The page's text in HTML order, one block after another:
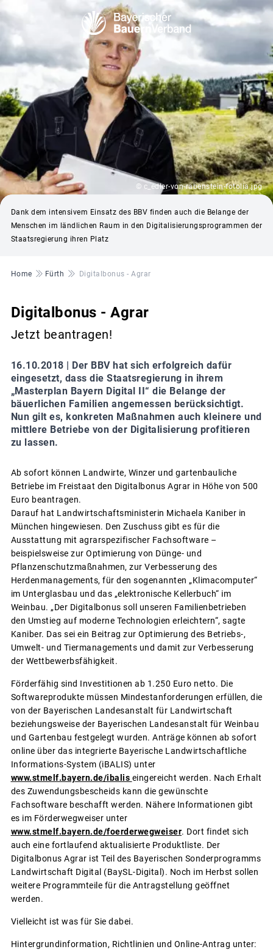
© c_edler-von-rabenstein-fotolia.jpg
Dank dem intensivem Einsatz des BBV finden auch die Belange der
Menschen im ländlichen Raum in den Digitalisierungsprogrammen der
Staatsregierung ihren Platz
Pfadnavigation
Home Fürth Digitalbonus - Agrar
Digitalbonus - Agrar
Jetzt beantragen!
16.10.2018 |
Der BBV hat sich erfolgreich dafür
eingesetzt, dass die Staatsregierung in ihrem
„Masterplan Bayern Digital II“ die Belange der
bäuerlichen Familien angemessen berücksichtigt.
Nun gilt es, konkreten Maßnahmen auch kleinere und
mittlere Betriebe von der Digitalisierung profitieren
zu lassen.
Ab sofort können Landwirte, Winzer und gartenbauliche
Betriebe im Freistaat den Digitalbonus Agrar in Höhe von 500
Euro beantragen.
Darauf hat Landwirtschaftsministerin Michaela Kaniber in
München hingewiesen. Den Zuschuss gibt es für die
Ausstattung mit agrarspezifischer Fachsoftware –
beispielsweise zur Optimierung von Dünge- und
Pflanzenschutzmaßnahmen, zur Verbesserung des
Herdenmanagements, für den sogenannten „Klimacomputer“
im Unterglasbau und das „elektronische Kellerbuch“ im
Weinbau. „Der Digitalbonus soll unseren Familienbetrieben
den Umstieg auf moderne Technologien erleichtern“, sagte
Kaniber. Das sei ein Beitrag zur Optimierung des Betriebs-,
Umwelt- und Tiermanagements und damit zur Verbesserung
der Wettbewerbsfähigkeit.
Förderfähig sind Investitionen ab 1.250 Euro netto. Die
Softwareprodukte müssen Mindestanforderungen erfüllen, die
von der Bayerischen Landesanstalt für Landwirtschaft
beziehungsweise der Bayerischen Landesanstalt für Weinbau
und Gartenbau festgelegt wurden. Anträge können ab sofort
online über das integrierte Bayerische Landwirtschaftliche
Informations-System (iBALIS) unter
www.stmelf.bayern.de/ibalis eingereicht werden. Nach Erhalt
des Zuwendungsbescheids kann die gewünschte
Fachsoftware beschafft werden. Nähere Informationen gibt
es im Förderwegweiser unter
www.stmelf.bayern.de/foerderwegweiser. Dort findet sich
auch eine fortlaufend aktualisierte Produktliste. Der
Digitalbonus Agrar ist Teil des Bayerischen Sonderprogramms
Landwirtschaft Digital (BaySL-Digital). Noch im Herbst sollen
weitere Programmteile für die Antragstellung geöffnet
werden.
Vielleicht ist was für Sie dabei.
Hintergrundinformation, Richtlinien und Online-Antrag unter: